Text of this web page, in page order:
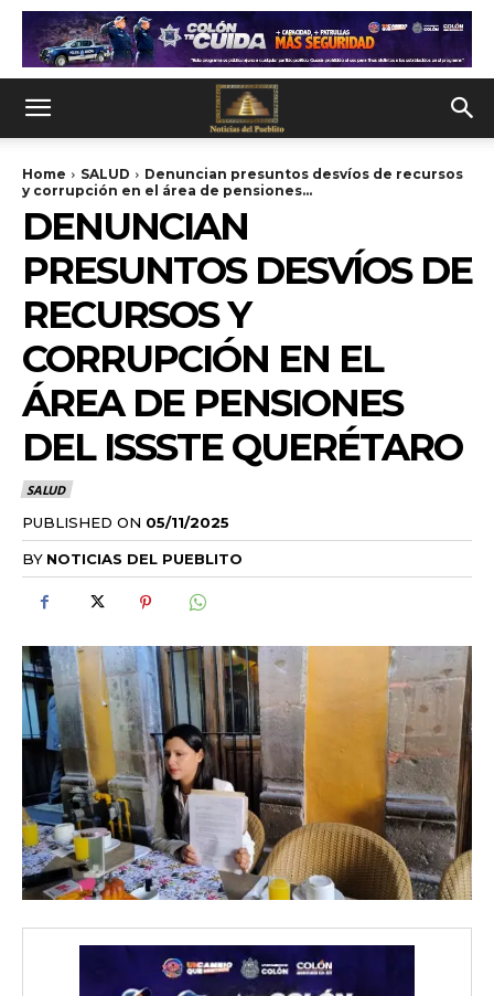
Home SALUD
Denuncian presuntos desvíos de recursos
y corrupción en el área de pensiones...
DENUNCIAN
PRESUNTOS DESVÍOS DE
RECURSOS Y
CORRUPCIÓN EN EL
ÁREA DE PENSIONES
DEL ISSSTE QUERÉTARO
SALUD
PUBLISHED ON 05/11/2025
BY NOTICIAS DEL PUEBLITO